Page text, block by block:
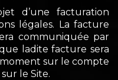
d’une facturation
légales. La facture
communiquée par
ladite facture sera
sur le compte
le Site.